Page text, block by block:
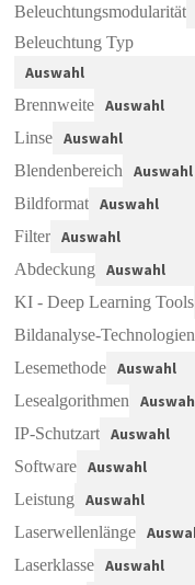
Beleuchtungsmodularität
Beleuchtung Typ
Brennweite
Linse
Blendenbereich
Bildformat
Filter
Abdeckung
KI - Deep Learning Tools
Bildanalyse-Technologien
Lesemethode
Lesealgorithmen
IP-Schutzart
Software
Leistung
Laserwellenlänge
Laserklasse